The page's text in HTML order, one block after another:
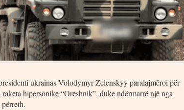
ukrainas Volodymyr Zelenskyy paralajmëroi për
hipersonike “Oreshnik”, duke ndërmarrë një nga